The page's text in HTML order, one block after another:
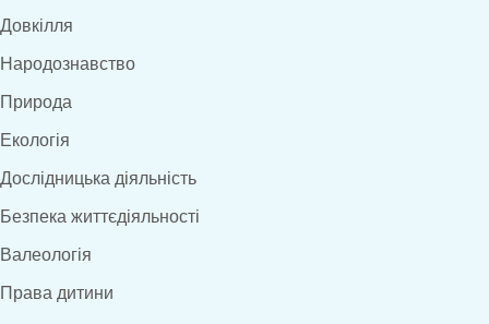
Довкілля
Народознавство
Природа
Екологія
Дослідницька діяльність
Безпека життєдіяльності
Валеологія
Права дитини